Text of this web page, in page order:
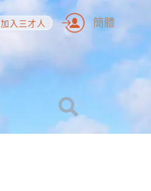
加入三才人 簡體